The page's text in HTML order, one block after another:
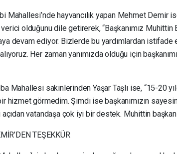
Mahallesi’nde hayvancılık yapan Mehmet
olduğunu dile getirerek, “Başkanımız
devam ediyor. Bizlerde bu yardımlardan
Her zaman yanımızda olduğu için
Mahallesi sakinlerinden Yaşar Taşlı ise, “15-20
hizmet görmedim. Şimdi ise başkanımızın
açıdan vatandaşa çok iyi bir destek. Muhittin
TEŞEKKÜR